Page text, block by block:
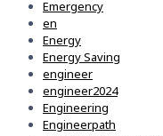
Emergency
en
Energy
Energy Saving
engineer
engineer2024
Engineering
Engineerpath